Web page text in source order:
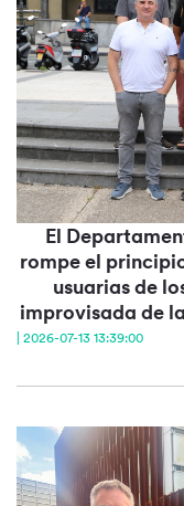
El
rompe el
usuarias de
improvisada de
| 2026-07-13 13:39:00